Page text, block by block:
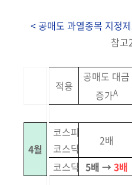
< 공매도 과열종목 지정
참고
적용
공매도 대금
증가A
4월
코스피
코스닥
2배
코스닥 5배 → 3배